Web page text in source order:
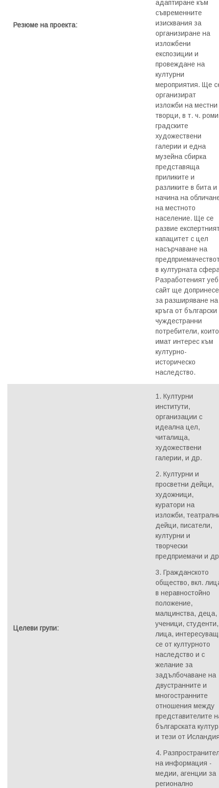
Резюме на проекта:
адаптиране към
съвременните
изисквания за
организиране на
изложбени
експозиции и
провеждане на
културни
мероприятия. Ще
организират
изложби на местни
творци, в т. ч.
градските
художествени
галерии и една
музейна сбирка
представяща
приликите и
разликите в бита и
начина на
на местното
население. Ще се
развие
капацитет с цел
насърчаване на
в културната
Разработеният уеб
сайт ще допринесе
за разширяване на
кръга от български
чуждестранни
потребители, които
имат интерес към
културно-
историческо
наследство.
Целеви групи:
1. Културни
институти,
организации с
идеална цел,
читалища,
художествени
галерии, и др.
2. Културни и
просветни дейци,
художници,
куратори на
изложби,
дейци, писатели,
културни и
творчески
предприемачи и
3. Гражданското
общество, вкл.
в неравностойно
положение,
малцинства, деца,
ученици, студенти,
лица,
се от културното
наследство и с
желание за
задълбочаване на
двустранните и
многостранните
отношения между
представителите
българската
и тези от
4.
на информация -
медии, агенции за
регионално